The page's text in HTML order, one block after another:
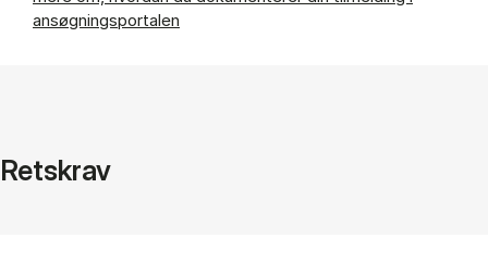
ansøgningsportalen
Retskrav